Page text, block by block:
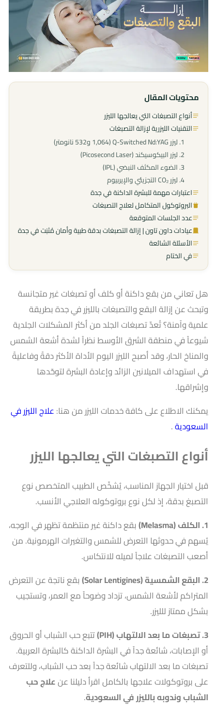
محتويات المقال
أنواع التصبغات التي يعالجها الليزر
التقنيات الليزرية لإزالة التصبغات
1. ليزر Q-Switched Nd:YAG (1,064 و532 نانومتر)
2. ليزر البيكوسيكند (Picosecond Laser)
3. الضوء المكثف النبضي (IPL)
4. ليزر CO₂ التجزيئي والإيربيوم
اعتبارات مهمة للبشرة الداكنة في جدة
البروتوكول المتكامل لعلاج التصبغات
عدد الجلسات المتوقعة
عيادات داون تاون | إزالة التصبغات بدقة طبية وأمان مُثبَت في جدة
الأسئلة الشائعة
في الختام
هل تعاني من بقع داكنة أو كلف أو تصبغات غير متجانسة
وتبحث عن إزالة البقع والتصبغات بالليزر في جدة بطريقة
علمية وآمنة؟ تُعدّ تصبغات الجلد من أكثر المشكلات الجلدية
شيوعاً في منطقة الشرق الأوسط نظراً لشدة أشعة الشمس
والمناخ الحار، وقد أصبح الليزر اليوم الأداة الأكثر دقةً وفاعليةً
في استهداف الميلانين الزائد وإعادة البشرة لتوحّدها
وإشراقها.
يمكنك الاطلاع على كافة خدمات الليزر من هنا:علاج الليزر في
السعودية.
أنواع التصبغات التي يعالجها الليزر
قبل اختيار الجهاز المناسب، يُشخّص الطبيب المتخصص نوع
التصبغ بدقة، إذ لكل نوع بروتوكوله العلاجي الأنسب.
1. الكلف (Melasma)
بقع داكنة غير منتظمة تظهر في الوجه،
يُسهم في حدوثها التعرض للشمس والتغيرات الهرمونية. من
أصعب التصبغات علاجاً لميله للانتكاس.
2. البقع الشمسية (Solar Lentigines)
بقع ناتجة عن التعرض
المتراكم لأشعة الشمس، تزداد وضوحاً مع العمر، وتستجيب
بشكل ممتاز للليزر.
3. تصبغات ما بعد الالتهاب (PIH)
تتبع حب الشباب أو الحروق
أو الإصابات، شائعة جداً في البشرة الداكنة كالبشرة العربية.
تصبغات ما بعد الالتهاب شائعة جداً بعد حب الشباب، وللتعرف
على بروتوكولات علاجها بالكامل اقرأ دليلنا عنعلاج حب
الشباب وندوبه بالليزر في السعودية.